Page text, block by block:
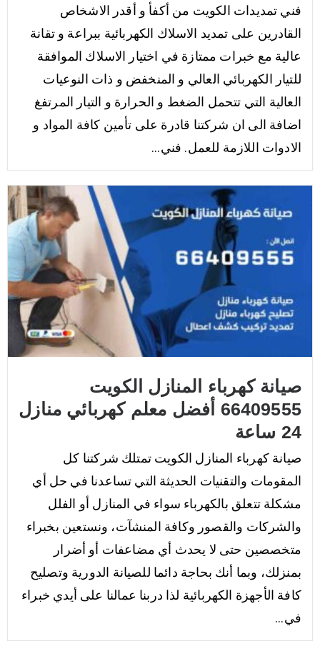
فني تمديدات الكويت من أكفأ و أقدر الاشخاص
القادرين على تمديد الاسلاك الكهربائية ببراعة و تقانة
عالية مع خبرات ممتازة في اختيار الاسلاك الموافقة
للتيار الكهربائي العالي و المنخفض و ذات النوعيات
العالية التي تتحمل الضغط و الحرارة و التيار المرتفغ
اضافة الى ان شركتنا قادرة على تأمين كافة المواد و
الادوات اللازمة للعمل. فني...
صيانة كهرباء المنازل الكويت
66409555 أفضل معلم كهربائي منازل
24 ساعة
صيانة كهرباء المنازل الكويت تمتلك شركتنا كل
المقومات والتقنيات الحديثة التي تساعدنا في حل أي
مشكلة تتعلق بالكهرباء سواء في المنازل أو الفلل
والشركات والقصور وكافة المنشآت، ونستعين بخبراء
متخصصين حتى لا يحدث أي مضاعفات أو أضرار
بمنزلك، وبما أنك بحاجة دائما للصيانة الدورية وتصليح
كافة الأجهزة الكهربائية لذا دربنا عمالنا على أيدي خبراء
في...